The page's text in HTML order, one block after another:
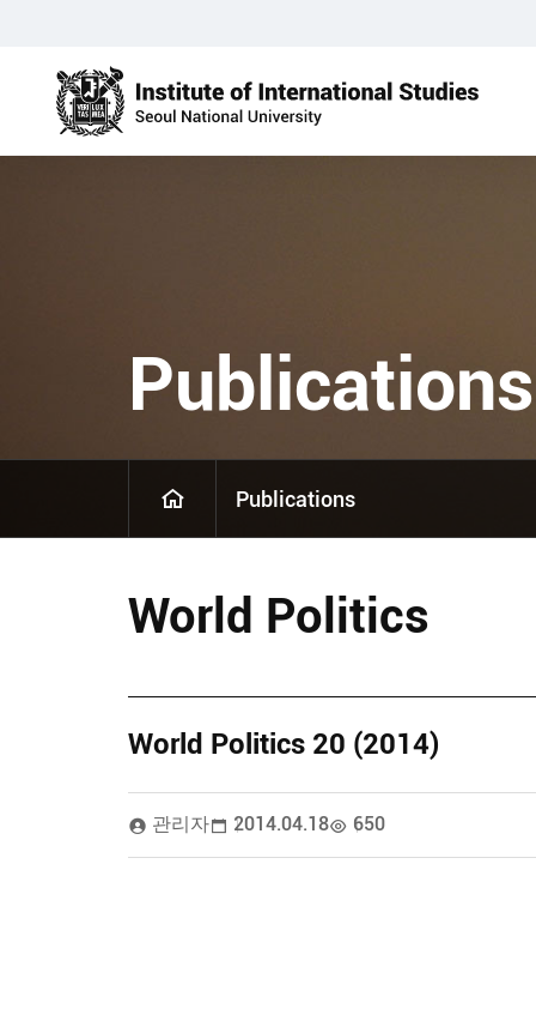
Publications
Publications
World Politics
World Politics 20 (2014)
관리자 2014.04.18 650